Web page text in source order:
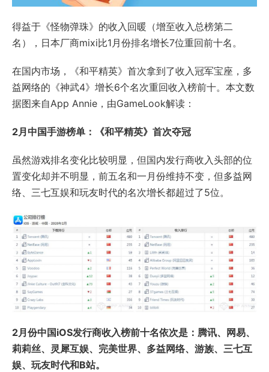
得益于《怪物弹珠》的收入回暖（增至收入总榜第二
名），日本厂商mixi比1月份排名增长7位重回前十名。
在国内市场，《和平精英》首次拿到了收入冠军宝座，多
益网络的《神武4》增长6个名次重回收入榜前十。本文数
据图来自App Annie，由GameLook解读：
2月中国手游榜单：《和平精英》首次夺冠
虽然游戏排名变化比较明显，但国内发行商收入头部的位
置变化却并不明显，前五名和一月份维持不变，但多益网
络、三七互娱和玩友时代的名次增长都超过了5位。
2月份中国iOS发行商收入榜前十名依次是：腾讯、网易、
莉莉丝、灵犀互娱、完美世界、多益网络、游族、三七互
娱、玩友时代和B站。